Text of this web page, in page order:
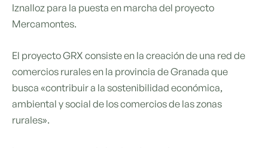
Iznalloz para la puesta en marcha del proyecto
Mercamontes.
El proyecto GRX consiste en la creación de una red de
comercios rurales en la provincia de Granada que
busca «contribuir a la sostenibilidad económica,
ambiental y social de los comercios de las zonas
rurales».